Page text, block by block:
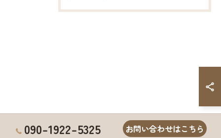
090-1922-5325 お問い合わせはこちら